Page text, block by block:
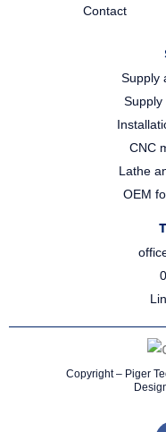
Contact
Supply
Supply
CNC
Lathe
OEM
Copyright – Piger